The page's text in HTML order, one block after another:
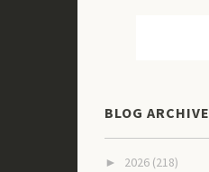
BLOG ARCHIVE
► 2026 (218)